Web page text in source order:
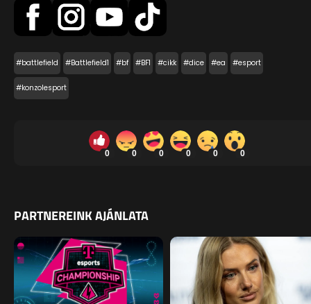
#battlefield #Battlefield1 #bf #BF1 #cikk #dice #ea #esport
#konzolesport
0 0 0 0 0 0
PARTNEREINK AJÁNLATA